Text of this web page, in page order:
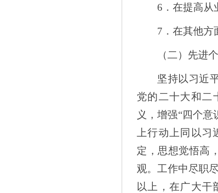
6 ．在提高
7 ．在其他
（二） 先进
坚持以习近
党的二十大和二
义，增强“四个意
上行动上同 以习
定，思想觉悟高
观。工作中尽职
以上，在广大干